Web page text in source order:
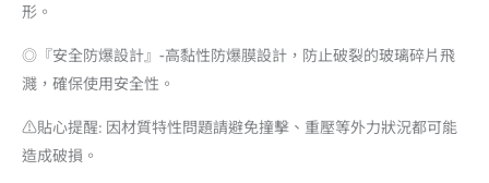
形。
◎『安全防爆設計』-高黏性防爆膜設計，防止破裂的玻璃碎片飛
濺，確保使用安全性。
⚠️貼心提醒: 因材質特性問題請避免撞擊、重壓等外力狀況都可能
造成破損。